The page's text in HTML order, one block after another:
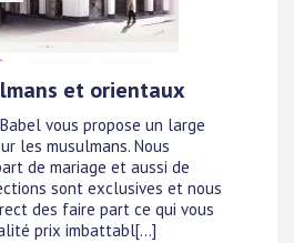
et orientaux
vous propose un large
les musulmans. Nous
de mariage et aussi de
sont exclusives et nous
des faire part ce qui vous
prix imbattabl[...]